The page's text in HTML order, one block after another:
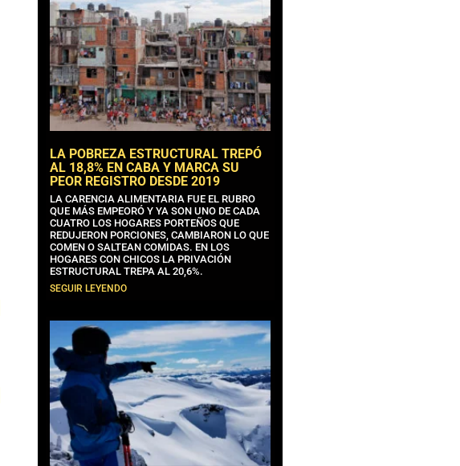
LA POBREZA ESTRUCTURAL TREPÓ
AL 18,8% EN CABA Y MARCA SU
PEOR REGISTRO DESDE 2019
LA CARENCIA ALIMENTARIA FUE EL RUBRO
QUE MÁS EMPEORÓ Y YA SON UNO DE CADA
CUATRO LOS HOGARES PORTEÑOS QUE
REDUJERON PORCIONES, CAMBIARON LO QUE
COMEN O SALTEAN COMIDAS. EN LOS
HOGARES CON CHICOS LA PRIVACIÓN
ESTRUCTURAL TREPA AL 20,6%.
SEGUIR LEYENDO